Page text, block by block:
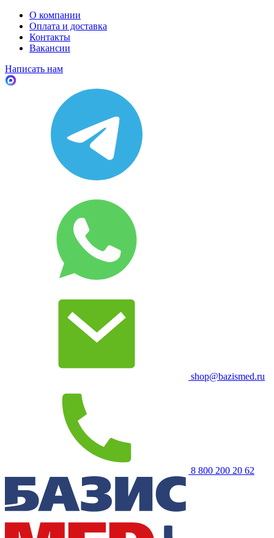
О компании
Оплата и доставка
Контакты
Вакансии
Написать нам
shop@bazismed.ru
8 800 200 20 62